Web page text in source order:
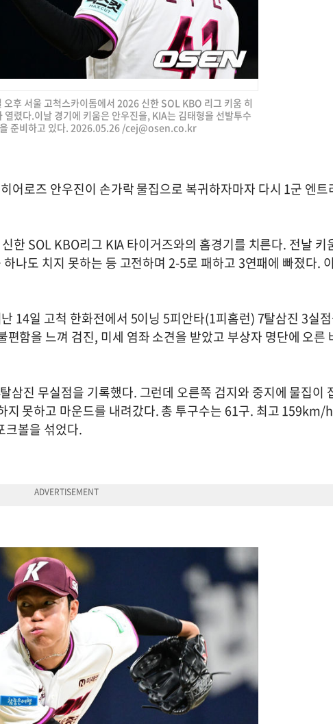
후 서울 고척스카이돔에서 2026 신한 SOL KBO 리그 키움 히
렸다.이날 경기에 키움은 안우진을, KIA는 김태형을 선발투수
준비하고 있다. 2026.05.26 /cej@osen.co.kr
어로즈 안우진이 손가락 물집으로 복귀하자마자 다시 1군 엔트
한 SOL KBO리그 KIA 타이거즈와의 홈경기를 치른다. 전날 키
나도 치지 못하는 등 고전하며 2-5로 패하고 3연패에 빠졌다.
14일 고척 한화전에서 5이닝 5피안타(1피홈런) 7탈삼진 3실
함을 느껴 검진, 미세 염좌 소견을 받았고 부상자 명단에 오른
삼진 무실점을 기록했다. 그런데 오른쪽 검지와 중지에 물집이
지 못하고 마운드를 내려갔다. 총 투구수는 61구. 최고 159km/
크볼을 섞었다.